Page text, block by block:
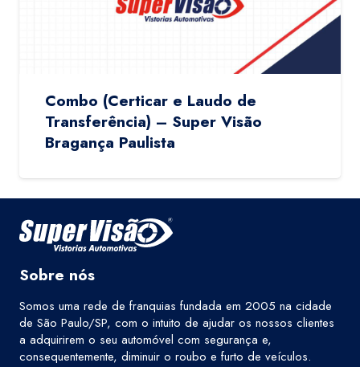
Combo (Certicar e Laudo de
Transferência) – Super Visão
Bragança Paulista
Sobre nós
Somos uma rede de franquias fundada em 2005 na cidade
de São Paulo/SP, com o intuito de ajudar os nossos clientes
a adquirirem o seu automóvel com segurança e,
consequentemente, diminuir o roubo e furto de veículos.